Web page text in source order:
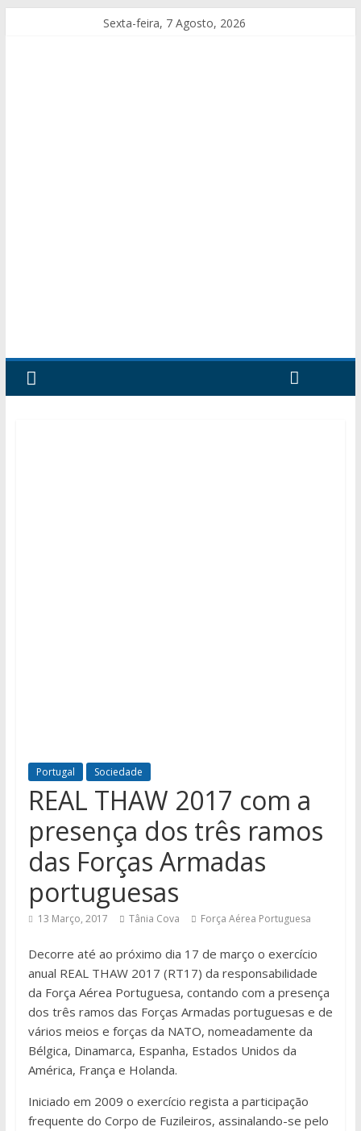
Sexta-feira, 7 Agosto, 2026
Portugal Sociedade
REAL THAW 2017 com a
presença dos três ramos
das Forças Armadas
portuguesas
13 Março, 2017 Tânia Cova Força Aérea Portuguesa
Decorre até ao próximo dia 17 de março o exercício
anual REAL THAW 2017 (RT17) da responsabilidade
da Força Aérea Portuguesa, contando com a presença
dos três ramos das Forças Armadas portuguesas e de
vários meios e forças da NATO, nomeadamente da
Bélgica, Dinamarca, Espanha, Estados Unidos da
América, França e Holanda.
Iniciado em 2009 o exercício regista a participação
frequente do Corpo de Fuzileiros, assinalando-se pelo